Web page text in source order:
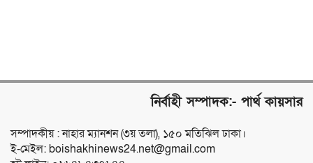
নির্বাহী সম্পাদক:- পার্থ কায়সার
সম্পাদকীয় : নাহার ম্যানশন (৩য় তলা), ১৫০ মতিঝিল ঢাকা।
ই-মেইল: boishakhinews24.net@gmail.com